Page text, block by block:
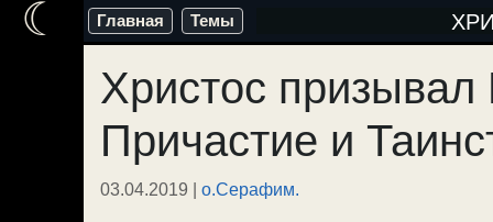
Перейти
содержимому
Главная Темы
Христос
Причастие и
03.04.2019 | о.Серафим.
☾